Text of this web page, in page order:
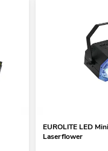
EUROLITE LED
Laserflower